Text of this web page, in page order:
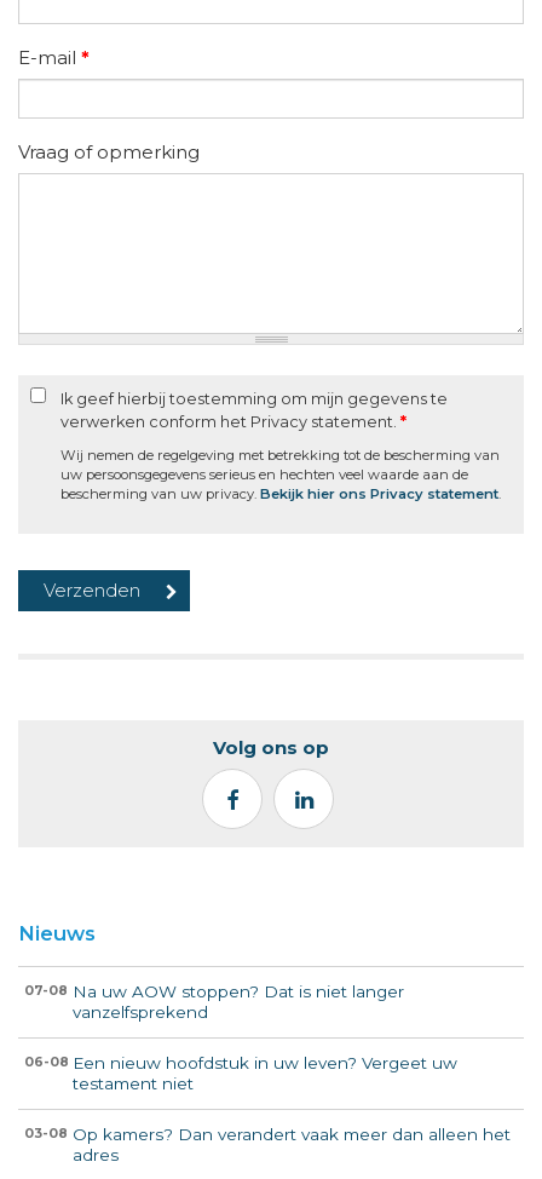
E-mail *
Vraag of opmerking
Ik geef hierbij toestemming om mijn gegevens te
verwerken conform het Privacy statement. *
Wij nemen de regelgeving met betrekking tot de bescherming van
uw persoonsgegevens serieus en hechten veel waarde aan de
bescherming van uw privacy. Bekijk hier ons Privacy statement.
Volg ons op
Nieuws
07-08 Na uw AOW stoppen? Dat is niet langer
vanzelfsprekend
06-08 Een nieuw hoofdstuk in uw leven? Vergeet uw
testament niet
03-08 Op kamers? Dan verandert vaak meer dan alleen het
adres